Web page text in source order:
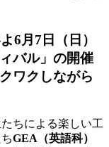
6月7日（日）
バル」の開催
ワクしながら
ちによる楽しい工
GEA（英語科）